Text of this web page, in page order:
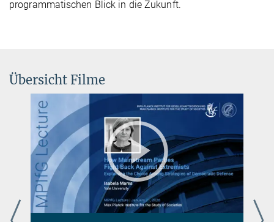
programmatischen Blick in die Zukunft.
Übersicht Filme